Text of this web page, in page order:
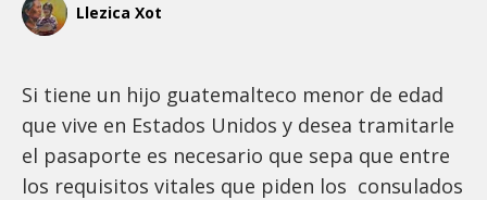
Llezica Xot
Si tiene un hijo guatemalteco menor de edad
que vive en Estados Unidos y desea tramitarle
el pasaporte es necesario que sepa que entre
los requisitos vitales que piden los consulados